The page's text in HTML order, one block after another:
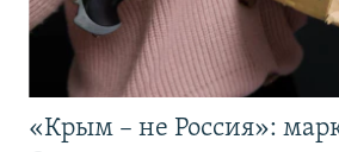
«Крым – не Россия»: